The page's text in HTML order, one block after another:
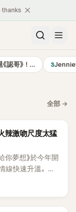
thanks
認哥》！… 3Jennie
全部 →
辣激吻尺度太猛
你夢想》於今年開
線快速升溫。最
床戲橋段，讓